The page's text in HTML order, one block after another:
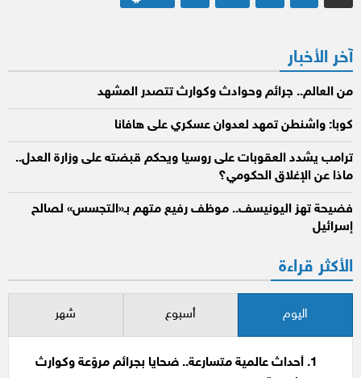
صفحات
آخر الأخبار
من العالم.. جرائم وحوادث وكوارث تتصدر المشهد
كوبا: واشنطن تمهد لعدوان عسكري على هافانا
ترامب يشدد العقوبات على روسيا ويحكم قبضته على وزارة العدل..
ماذا عن الإغلاق الحكومي؟
فضيحة تهز اليونيسف.. موظف رفيع متهم بـ«التجسس» لصالح
إسرائيل
الأكثر قراءة
اليوم أسبوع شهر
أحداث عالمية متسارعة.. ضحايا بجرائم مروّعة وكوارث